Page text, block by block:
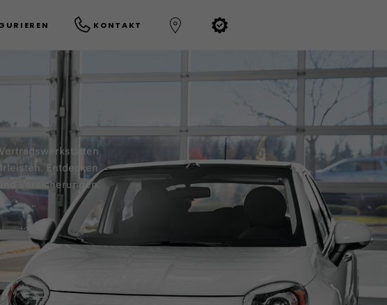
KONTAKT
Entdecken
Versicherungen.